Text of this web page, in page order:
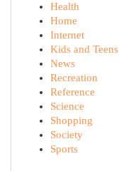
Health
Home
Internet
Kids and Teens
News
Recreation
Reference
Science
Shopping
Society
Sports